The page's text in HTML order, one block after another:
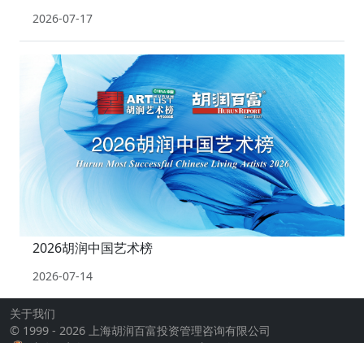
2026-07-17
2026胡润中国艺术榜
2026-07-14
关于我们
© 1999 - 2026 上海胡润百富投资管理咨询有限公司